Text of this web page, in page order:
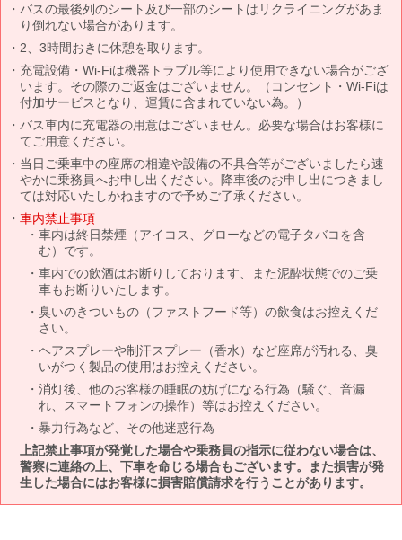
バスの最後列のシート及び一部のシートはリクライニングがあま
り倒れない場合があります。
2、3時間おきに休憩を取ります。
充電設備・Wi-Fiは機器トラブル等により使用できない場合がござ
います。その際のご返金はございません。（コンセント・Wi-Fiは
付加サービスとなり、運賃に含まれていない為。）
バス車内に充電器の用意はございません。必要な場合はお客様に
てご用意ください。
当日ご乗車中の座席の相違や設備の不具合等がございましたら速
やかに乗務員へお申し出ください。降車後のお申し出につきまし
ては対応いたしかねますので予めご了承ください。
車内禁止事項
車内は終日禁煙（アイコス、グローなどの電子タバコを含
む）です。
車内での飲酒はお断りしております、また泥酔状態でのご乗
車もお断りいたします。
臭いのきついもの（ファストフード等）の飲食はお控えくだ
さい。
ヘアスプレーや制汗スプレー（香水）など座席が汚れる、臭
いがつく製品の使用はお控えください。
消灯後、他のお客様の睡眠の妨げになる行為（騒ぐ、音漏
れ、スマートフォンの操作）等はお控えください。
暴力行為など、その他迷惑行為
上記禁止事項が発覚した場合や乗務員の指示に従わない場合は、
警察に連絡の上、下車を命じる場合もございます。また損害が発
生した場合にはお客様に損害賠償請求を行うことがあります。